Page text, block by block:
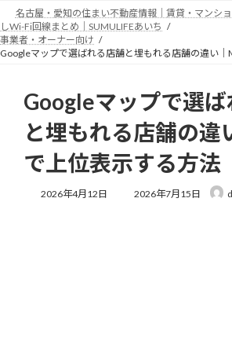
ン
テ
ン
ビ
ゲ
ー
名古屋・愛知の住まい不動産情報｜賃貸・マンシ
しWi-Fi回線まとめ｜SUMULIFEあいち
事業者・オーナー向け
Googleマップで選ばれる店舗と埋もれる店舗の違い
Googleマップで選
と埋もれる店舗の違
で上位表示する方法
2026年4月12日
最
2026年7月15日